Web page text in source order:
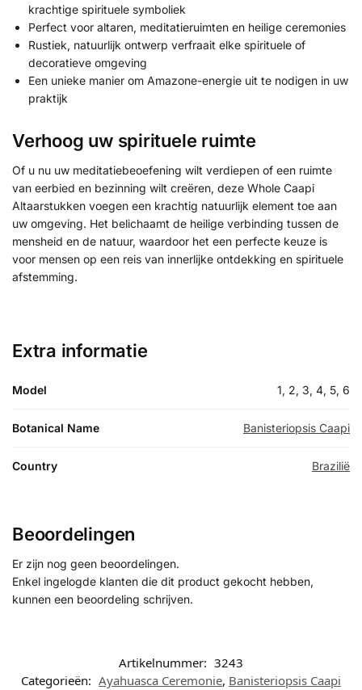
krachtige spirituele symboliek
Perfect voor altaren, meditatieruimten en heilige ceremonies
Rustiek, natuurlijk ontwerp verfraait elke spirituele of
decoratieve omgeving
Een unieke manier om Amazone-energie uit te nodigen in uw
praktijk
Verhoog uw spirituele ruimte
Of u nu uw meditatiebeoefening wilt verdiepen of een ruimte
van eerbied en bezinning wilt creëren, deze Whole Caapi
Altaarstukken voegen een krachtig natuurlijk element toe aan
uw omgeving. Het belichaamt de heilige verbinding tussen de
mensheid en de natuur, waardoor het een perfecte keuze is
voor mensen op een reis van innerlijke ontdekking en spirituele
afstemming.
Extra informatie
Model 1, 2, 3, 4, 5, 6
Botanical Name Banisteriopsis Caapi
Country Brazilië
Beoordelingen
Er zijn nog geen beoordelingen.
Enkel ingelogde klanten die dit product gekocht hebben,
kunnen een beoordeling schrijven.
Artikelnummer: 3243
Categorieën: Ayahuasca Ceremonie, Banisteriopsis Caapi